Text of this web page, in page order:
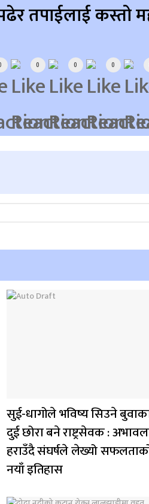
तपाईलाई कस्तो
0 0 0
सुई-धागोले भविष्य सिउने
दुई छोरा बने राष्ट्रसेवक :
हराउँदै संघर्षले लेख्यो
नयाँ इतिहास